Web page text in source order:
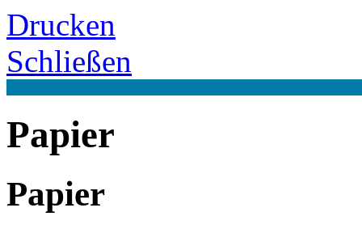
Drucken
Schließen
Papier
Papier